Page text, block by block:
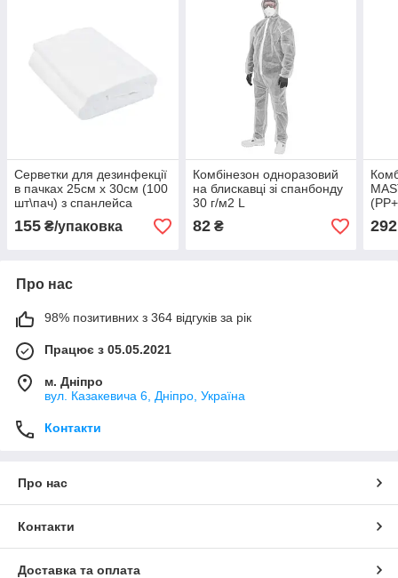
Серветки для дезинфекції
в пачках 25см х 30см (100
шт\пач) з спанлейса
40г\м2
155 ₴/упаковка
Комбінезон одноразовий
на блискавці зі спанбонду
30 г/м2 L
82₴
M/
292
Про нас
98% позитивних з 364 відгуків за рік
Працює з 05.05.2021
м. Дніпро
вул. Казакевича 6, Дніпро, Україна
Контакти
Про нас
Контакти
Доставка та оплата